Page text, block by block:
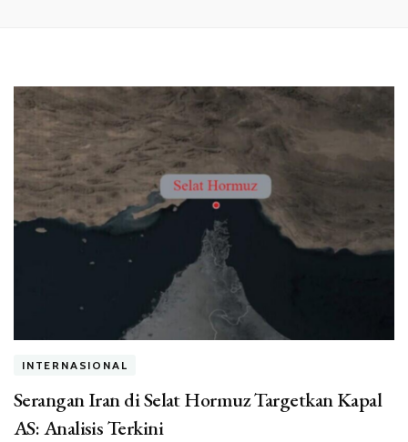
INTERNASIONAL
Serangan Iran di Selat Hormuz Targetkan Kapal
AS: Analisis Terkini